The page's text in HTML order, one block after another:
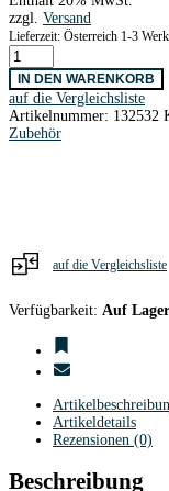
zzgl. Versand
Lieferzeit: Österreich 1-3
Stahldraht
0,3
x
1000
mm
Menge
IN DEN WARENKORB
auf die Vergleichsliste
Artikelnummer: 132532
Zubehör
auf die Vergleichsliste
Verfügbarkeit: Auf Lager
Artikeldetails
Rezensionen (0)
Beschreibung